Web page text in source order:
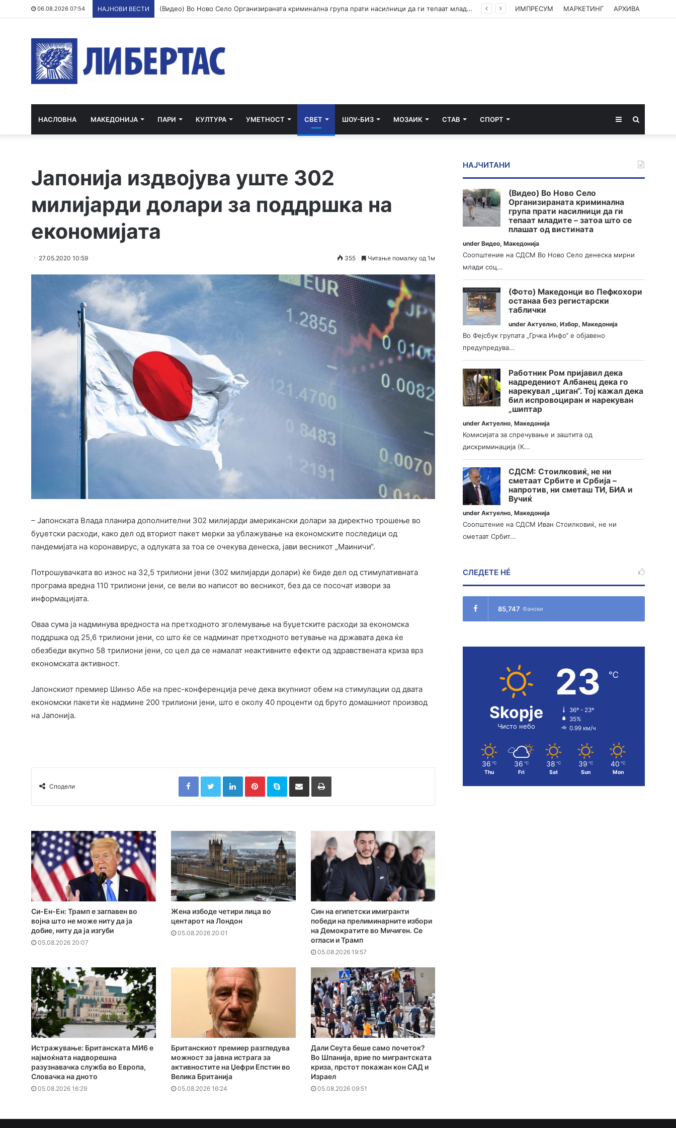
06.08.2026 07:54 НАЈНОВИ ВЕСТИ (Видео) Во Ново Село Организираната криминална група прати насилници да ги тепаат младите – затоа што се плашат од вистината ИМПРЕСУМ МАРКЕТИНГ АРХИВА
НАСЛОВНА МАКЕДОНИЈА ПАРИ КУЛТУРА УМЕТНОСТ СВЕТ ШОУ-БИЗ МОЗАИК СТАВ СПОРТ Sidebar
Јапонија издвојува уште 302
милијарди долари за поддршка на
економијата
27.05.2020 10:59 355 Читање помалку од 1м
– Јапонската Влада планира дополнителни 302 милијарди американски долари за директно трошење во
буџетски расходи, како дел од вториот пакет мерки за ублажување на економските последици од
пандемијата на коронавирус, а одлуката за тоа се очекува денеска, јави весникот „Маиничи“.
Потрошувачката во износ на 32,5 трилиони јени (302 милијарди долари) ќе биде дел од стимулативната
програма вредна 110 трилиони јени, се вели во написот во весникот, без да се посочат извори за
информацијата.
Оваа сума ја надминува вредноста на претходното зголемување на буџетските расходи за економска
поддршка од 25,6 трилиони јени, со што ќе се надминат претходното ветување на државата дека ќе
обезбеди вкупно 58 трилиони јени, со цел да се намалат неактивните ефекти од здравствената криза врз
економската активност.
Јапонскиот премиер Шинѕо Абе на прес-конференција рече дека вкупниот обем на стимулации од двата
економски пакети ќе надмине 200 трилиони јени, што е околу 40 проценти од бруто домашниот производ
на Јапонија.
Сподели
FacebookTwitterLinkedInPinterestSkype Сподели преку Е-маил Испринтај
Си-Ен-Ен: Трамп е заглавен во
војна што не може ниту да ја
добие, ниту да ја изгуби
05.08.2026 20:07
Жена избоде четири лица во
центарот на Лондон
05.08.2026 20:01
Син на египетски имигранти
победи на прелиминарните избори
на Демократите во Мичиген. Се
огласи и Трамп
05.08.2026 19:57
Истражување: Британската МИ6 е
најмоќната надворешна
разузнавачка служба во Европа,
Словачка на дното
05.08.2026 16:29
Британскиот премиер разгледува
можност за јавна истрага за
активностите на Џефри Епстин во
Велика Британија
05.08.2026 16:24
Дали Сеута беше само почеток?
Во Шпанија, врие по мигрантската
криза, прстот покажан кон САД и
Израел
05.08.2026 09:51
НАЈЧИТАНИ
(Видео) Во Ново Село
Организираната криминална
група прати насилници да ги
тепаат младите – затоа што се
плашат од вистината
underВидео,Македонија
Соопштение на СДСМ Во Ново Село денеска мирни
млади соц...
(Фото) Македонци во Пефкохори
останаа без регистарски
таблички
underАктуелно,Избор,Македонија
Во Фејсбук групата „Грчка Инфо“ е објавено
предупредува...
Работник Ром пријавил дека
надредениот Албанец дека го
нарекувал „циган“. Тој кажал дека
бил испровоциран и нарекуван
„шиптар
underАктуелно,Македонија
Комисијата за спречување и заштита од
дискриминација (К...
СДСМ: Стоилковиќ, не ни
сметаат Србите и Србија –
напротив, ни сметаш ТИ, БИА и
Вучиќ
underАктуелно,Македонија
Соопштение на СДСМ Иван Стоилковиќ, не ни
сметаат Србит...
СЛЕДЕТЕ НÉ
85,747 Фанови
Skopje
Чисто небо
23 ℃
36º - 23º
35%
0.99 км/ч
36 ℃
Thu
36 ℃
Fri
38 ℃
Sat
39 ℃
Sun
40 ℃
Mon